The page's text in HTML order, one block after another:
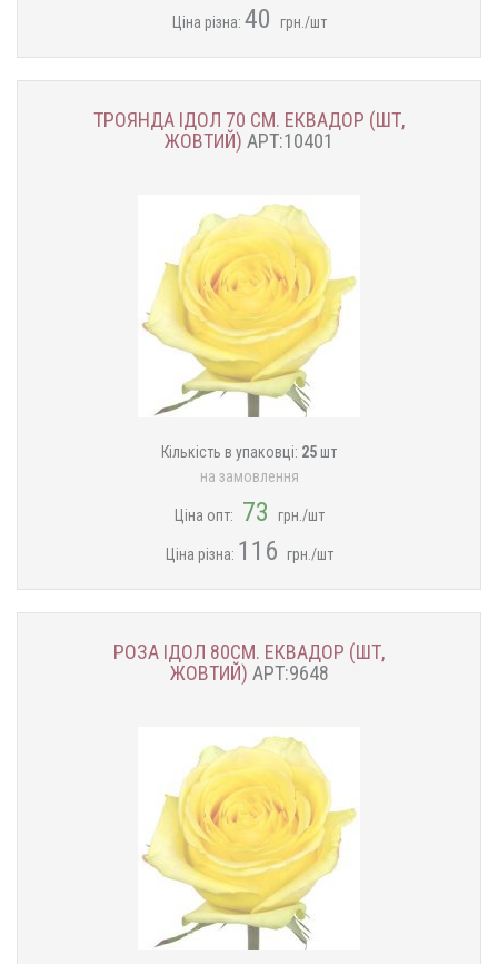
Ціна різна: 40 грн./шт
ТРОЯНДА ІДОЛ 70 СМ. ЕКВАДОР (ШТ,
ЖОВТИЙ) АРТ:10401
Кількість в упаковці: 25 шт
на замовлення
Ціна опт: 73 грн./шт
Ціна різна: 116 грн./шт
РОЗА ІДОЛ 80СМ. ЕКВАДОР (ШТ,
ЖОВТИЙ) АРТ:9648